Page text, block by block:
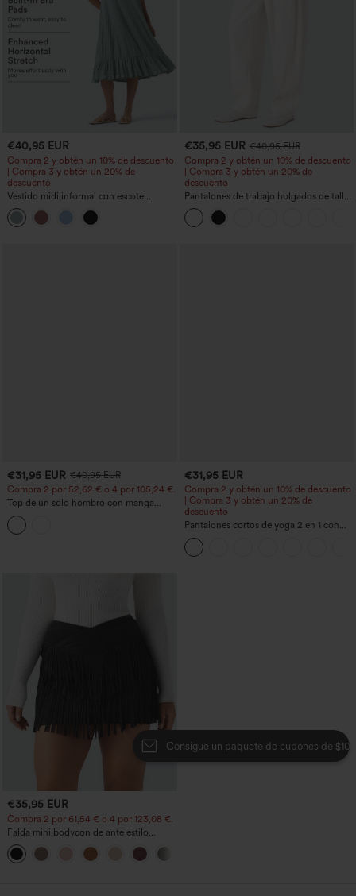
Consigue un paquete de cupones de $100
€40,95 EUR
Compra 2 y obtén un 10% de descuento
| Compra 3 y obtén un 20% de
descuento
Vestido midi informal con escote
redondo, sujetador integrado, sin
mangas y bajo con volantes
€35,95 EUR €40,95 EUR
Compra 2 y obtén un 10% de descuento
| Compra 3 y obtén un 20% de
descuento
Pantalones de trabajo holgados de talle
medio con bolsillos y pernera estilo
barril
€31,95 EUR €40,95 EUR
Compra 2 por 52,62 € o 4 por 105,24 €.
Top de un solo hombro con manga
corta, dobladillo curvo high‑low,
sujetador integrado y estampado de
lunares, estilo casual
€31,95 EUR
Compra 2 y obtén un 10% de descuento
| Compra 3 y obtén un 20% de
descuento
Pantalones cortos de yoga 2 en 1 con
bolsillo trasero de talle muy alto y
bolsillo lateral oculto de 5&#39;&#39;
de longitud más larga
€35,95 EUR
Compra 2 por 61,54 € o 4 por 123,08 €.
Falda mini bodycon de ante estilo
crossover, talle alto, 2 en 1, dobladillo
con flecos, para fiesta